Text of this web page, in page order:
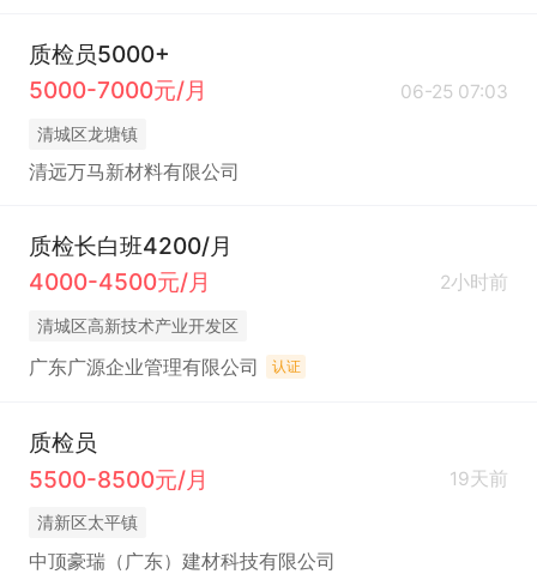
质检员5000+
5000-7000元/月
06-25 07:03
清城区龙塘镇
清远万马新材料有限公司
质检长白班4200/月
4000-4500元/月
2小时前
清城区高新技术产业开发区
广东广源企业管理有限公司 认证
质检员
5500-8500元/月
19天前
清新区太平镇
中顶豪瑞（广东）建材科技有限公司